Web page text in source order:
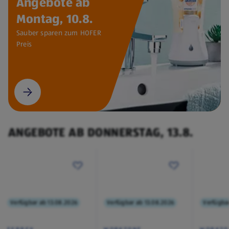
Montag, 10.8.
Sauber sparen zum HOFER
Preis
ANGEBOTE AB DONNERSTAG, 13.8.
Verfügbar ab 13.08.2026 Verfügbar ab 13.08.2026